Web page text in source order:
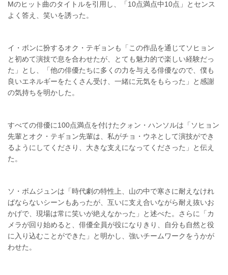
Mのヒット曲のタイトルを引用し、「10点満点中10点」とセンス
よく答え、笑いを誘った。
イ・ボンに扮するオク・テギョンも「この作品を通じてソヒョン
と初めて演技で息を合わせたが、とても魅力的で楽しい経験だっ
た」とし、「他の俳優たちに多くの力を与える俳優なので、僕も
良いエネルギーをたくさん受け、一緒に元気をもらった」と感謝
の気持ちを明かした。
すべての俳優に100点満点を付けたクォン・ハンソルは「ソヒョン
先輩とオク・テギョン先輩は、私がチョ・ウネとして演技ができ
るようにしてくださり、大きな支えになってくださった」と伝え
た。
ソ・ボムジュンは「時代劇の特性上、山の中で寒さに耐えなけれ
ばならないシーンもあったが、互いに支え合いながら耐え抜いお
かげで、現場は常に笑いが絶えなかった」と述べた。さらに「カ
メラが回り始めると、俳優全員が役になりきり、自分も自然と役
に入り込むことができた」と明かし、強いチームワークをうかが
わせた。